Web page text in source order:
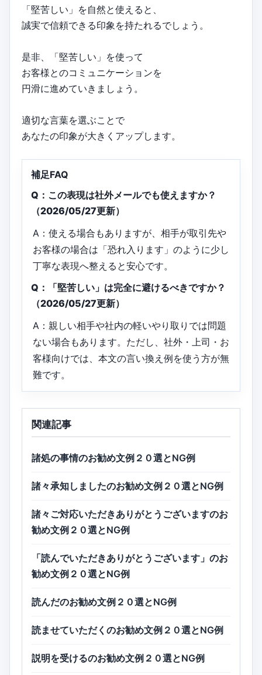
「堅苦しい」を自然と使えると、
誠実で信頼できる印象を持たれるでしょう。
是非、「堅苦しい」を使って
お客様とのコミュニケーションを
円滑に進めていきましょう。
適切な言葉を選ぶことで
あなたの印象が大きくアップします。
補足FAQ
Q：この表現は社外メールでも使えますか？
（2026/05/27更新）
A：使える場合もありますが、相手が取引先や
お客様の場合は「恐れ入ります」のように少し
丁寧な表現へ整えると安心です。
Q：「堅苦しい」は完全に避けるべきですか？
（2026/05/27更新）
A：親しい相手や社内の軽いやり取りでは問題
ない場合もあります。ただし、社外・上司・お
客様向けでは、本文の言い換え例を使う方が無
難です。
関連記事
諸処の事情のお勧め文例２０選とNG例
諸々承知しましたのお勧め文例２０選とNG例
諸々ご対応いただきありがとうございますのお
勧め文例２０選とNG例
「読んでいただきありがとうございます」のお
勧め文例２０選とNG例
読んだのお勧め文例２０選とNG例
読ませていただくのお勧め文例２０選とNG例
説明を受けるのお勧め文例２０選とNG例